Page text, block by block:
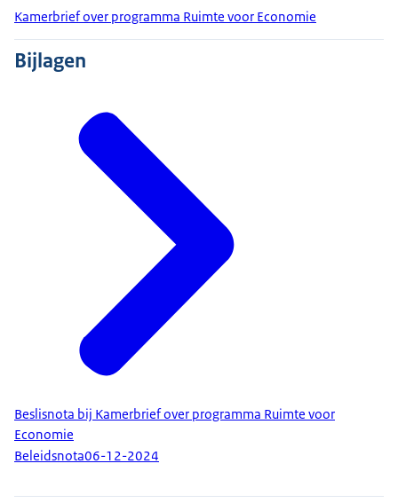
Kamerbrief over programma Ruimte voor Economie
Bijlagen
Beslisnota bij Kamerbrief over programma Ruimte voor
Economie
Beleidsnota06-12-2024